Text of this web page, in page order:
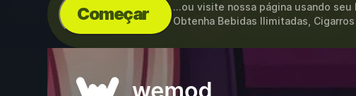
Começar ...ou visite nossa página usando seu
Obtenha Bebidas Ilimitadas,